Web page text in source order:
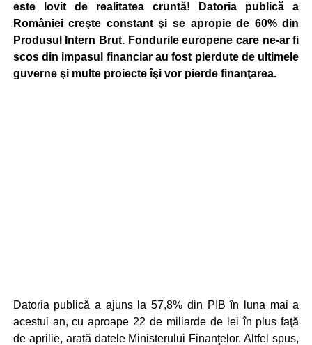
este lovit de realitatea cruntă! Datoria publică a
României creşte constant şi se apropie de 60% din
Produsul Intern Brut. Fondurile europene care ne-ar fi
scos din impasul financiar au fost pierdute de ultimele
guverne şi multe proiecte îşi vor pierde finanţarea.
Datoria publică a ajuns la 57,8% din PIB în luna mai a
acestui an, cu aproape 22 de miliarde de lei în plus faţă
de aprilie, arată datele Ministerului Finanţelor. Altfel spus,